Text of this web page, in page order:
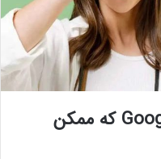
ویژگی‌های پنهان Google Maps که ممکن